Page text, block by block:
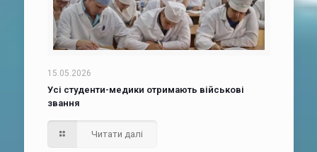
15.05.2026
Усі студенти-медики отримають військові
звання
Читати далі